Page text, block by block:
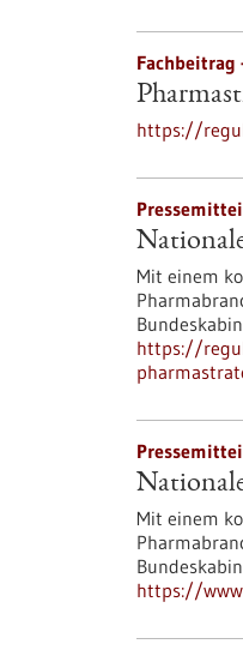
Fachbeitrag
https://
Mit einem
https://
Mit einem
https://